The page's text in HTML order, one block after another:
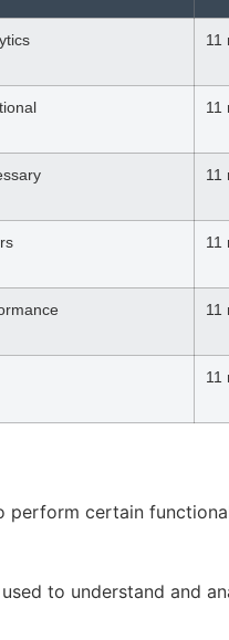
11
11
11
11
11
11
perform certain
to understand and